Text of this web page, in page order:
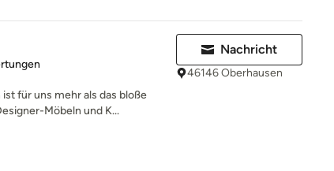
5 von 5 Sternen
für uns mehr als das bloße
Möbeln und K...
Nachricht
46146 Oberhausen